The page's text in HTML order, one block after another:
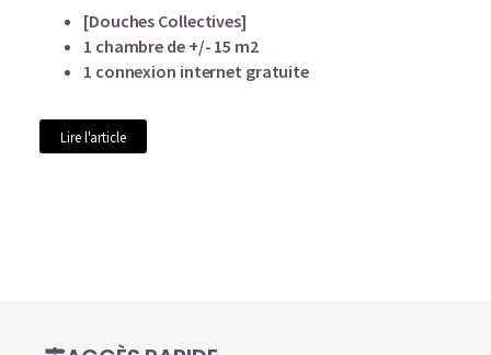
[Douches Collectives]
1 chambre de +/- 15 m2
1 connexion internet gratuite
Lire l'article